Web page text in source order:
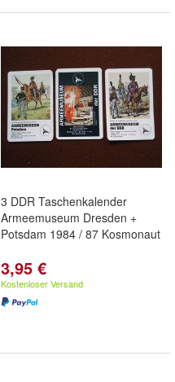
3 DDR Taschenkalender
Armeemuseum Dresden +
Potsdam 1984 / 87 Kosmonaut
3,95 €
Kostenloser Versand